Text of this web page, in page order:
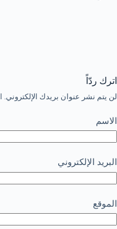
اترك ردّاً
لن يتم نشر عنوان بريدك الإلكتروني.
الاسم
البريد الإلكتروني
الموقع